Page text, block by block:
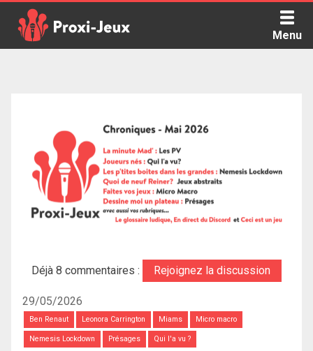
content
Menu
Déjà 8 commentaires : Rejoignez la discussion
29/05/2026
Ben Renaut Leonora Carrington Miams Micro macro
Nemesis Lockdown Présages Qui l'a vu ?